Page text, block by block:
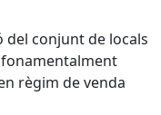
del conjunt de locals
règim de venda